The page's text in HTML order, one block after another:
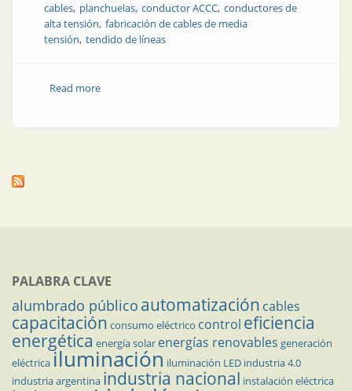
cables planchuelas conductor ACCC conductores de
alta tensión fabricación de cables de media
tensión tendido de líneas
Read moreabout IMSA: experta en conducción de energía
PALABRA CLAVE
alumbrado público automatización cables
capacitación consumo eléctrico control eficiencia
energética energía solar energías renovables generación
eléctricailuminación iluminación LED industria 4.0
industria argentina industria nacional instalación eléctrica